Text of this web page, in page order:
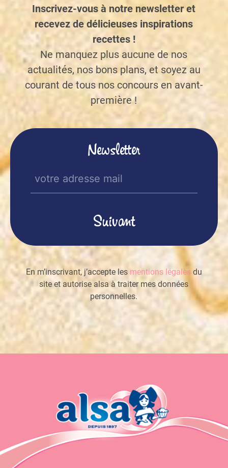
Inscrivez-vous à notre newsletter et
recevez de délicieuses inspirations
recettes !
Ne manquez plus aucune de nos
actualités, nos bons plans, et soyez au
courant de tous nos concours en avant-
première !
Newsletter
E-
mail
En m’inscrivant, j’accepte les mentions légalesdu
site et autorise alsa à traiter mes données
personnelles.